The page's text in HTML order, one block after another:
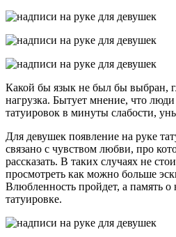
Какой бы язык не был бы выбран,
нагрузка. Бытует мнение, что
татуировок в минуты слабости,
Для девушек появление на руке
связано с чувством любви, про
рассказать. В таких случаях не
просмотреть как можно больше
Влюбленность пройдет, а память о
татуировке.